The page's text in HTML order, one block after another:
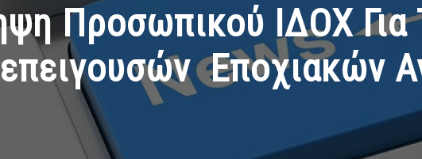
Προσωπικού ΙΔΟΧ Για
Εποχιακών